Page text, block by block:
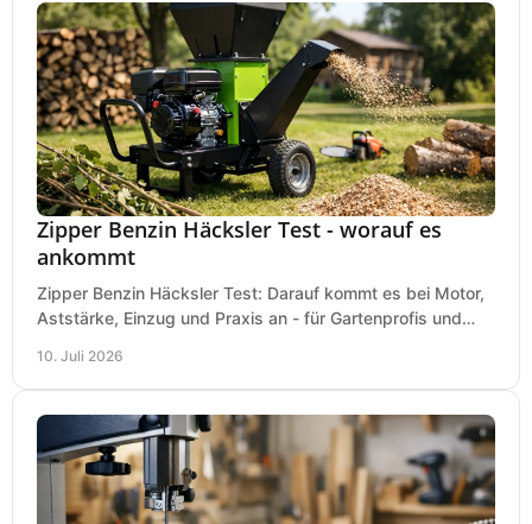
Zipper Benzin Häcksler Test - worauf es
ankommt
Zipper Benzin Häcksler Test: Darauf kommt es bei Motor,
Aststärke, Einzug und Praxis an - für Gartenprofis und
10. Juli 2026